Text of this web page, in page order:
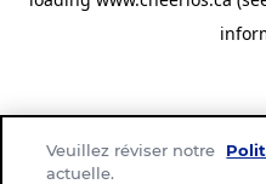
Veuillez réviser notre
actuelle.